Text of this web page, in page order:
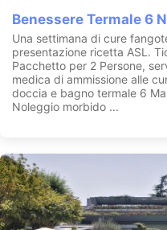
Benessere Termale 6
Una settimana di cure
presentazione ricetta ASL.
Pacchetto per 2 Persone,
medica di ammissione alle
doccia e bagno termale 6
Noleggio morbido ...